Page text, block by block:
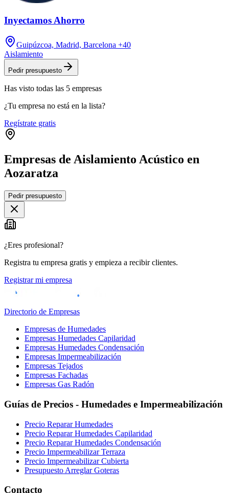
Inyectamos Ahorro
Guipúzcoa, Madrid, Barcelona +40
Aislamiento
Pedir presupuesto
Has visto todas las 5 empresas
¿Tu empresa no está en la lista?
Regístrate gratis
Empresas de Aislamiento Acústico en
Aozaratza
+
−
Pedir presupuesto
¿Eres profesional?
Registra tu empresa gratis y empieza a recibir clientes.
Registrar mi empresa
Directorio de Empresas
Empresas de Humedades
Empresas Humedades Capilaridad
Empresas Humedades Condensación
Empresas Impermeabilización
Empresas Tejados
Empresas Fachadas
Empresas Gas Radón
Guías de Precios - Humedades e Impermeabilización
Precio Reparar Humedades
Precio Reparar Humedades Capilaridad
Precio Reparar Humedades Condensación
Precio Impermeabilizar Terraza
Precio Impermeabilizar Cubierta
Presupuesto Arreglar Goteras
Contacto